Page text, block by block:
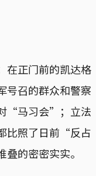
在正门前的凯达格
召的群众和警察
“马习会”；立法
比照了日前“反占
的密密实实。